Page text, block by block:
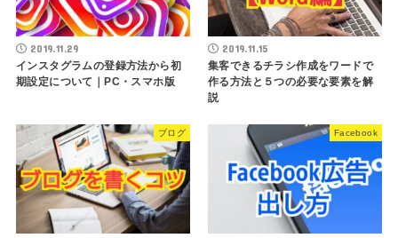
2019.11.29
インスタグラムの登録方法から初
期設定について｜PC・スマホ版
2019.11.15
集客できるチラシ作成をワードで
作る方法と５つの必要な要素を解
説
ブログ Facebook